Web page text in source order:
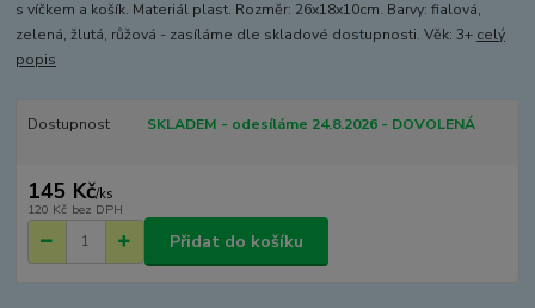
s víčkem a košík. Materiál plast. Rozměr: 26x18x10cm. Barvy: fialová,
zelená, žlutá, růžová - zasíláme dle skladové dostupnosti. Věk: 3+ celý
popis
Dostupnost SKLADEM - odesíláme 24.8.2026 - DOVOLENÁ
145 Kč/ks
120 Kč bez DPH
Přidat do košíku